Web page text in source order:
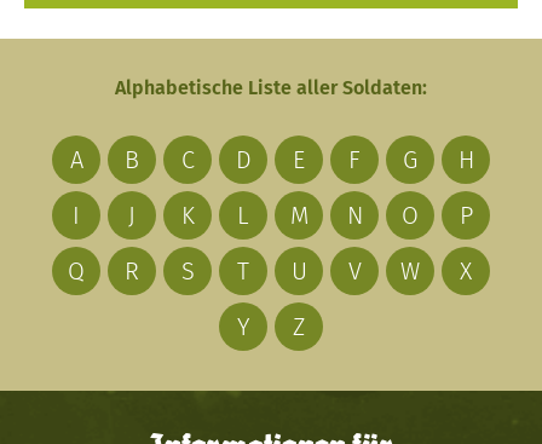
Alphabetische Liste aller Soldaten:
A B C D E F G
H
I
J K L M N O
P
Q
R S T U V W
X
Y
Z